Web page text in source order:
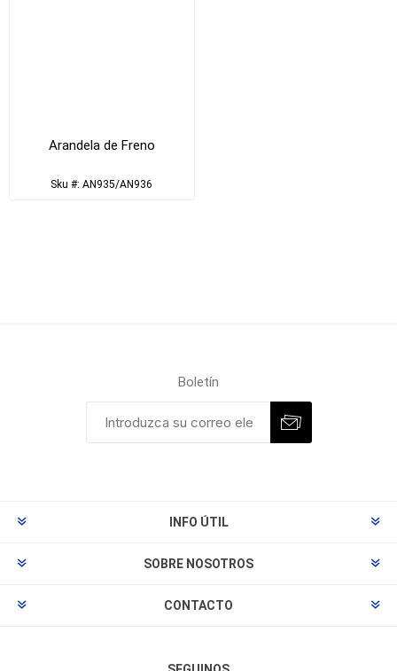
Arandela de Freno
Sku #: AN935/AN936
Boletín
INFO ÚTIL
SOBRE NOSOTROS
CONTACTO